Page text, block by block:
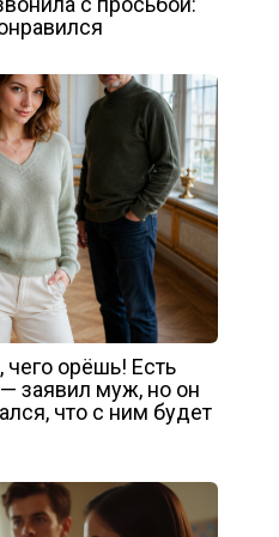
чего орёшь! Есть
заявил муж, но он
что с ним будет